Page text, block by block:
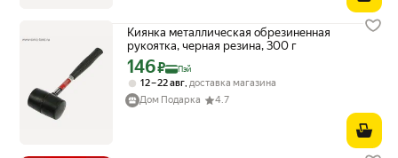
Киянка металлическая обрезиненная
рукоятка, черная резина, 300 г
Цена с картой Яндекс Пэй 146 ₽ вместо
146₽ Пэй
12 – 22 авг, доставка магазина
Дом Подарка
4.7